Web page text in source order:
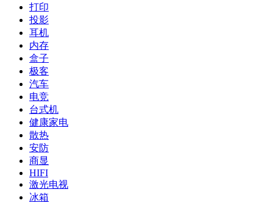
打印
投影
耳机
内存
盒子
极客
汽车
电竞
台式机
健康家电
散热
安防
商显
HIFI
激光电视
冰箱